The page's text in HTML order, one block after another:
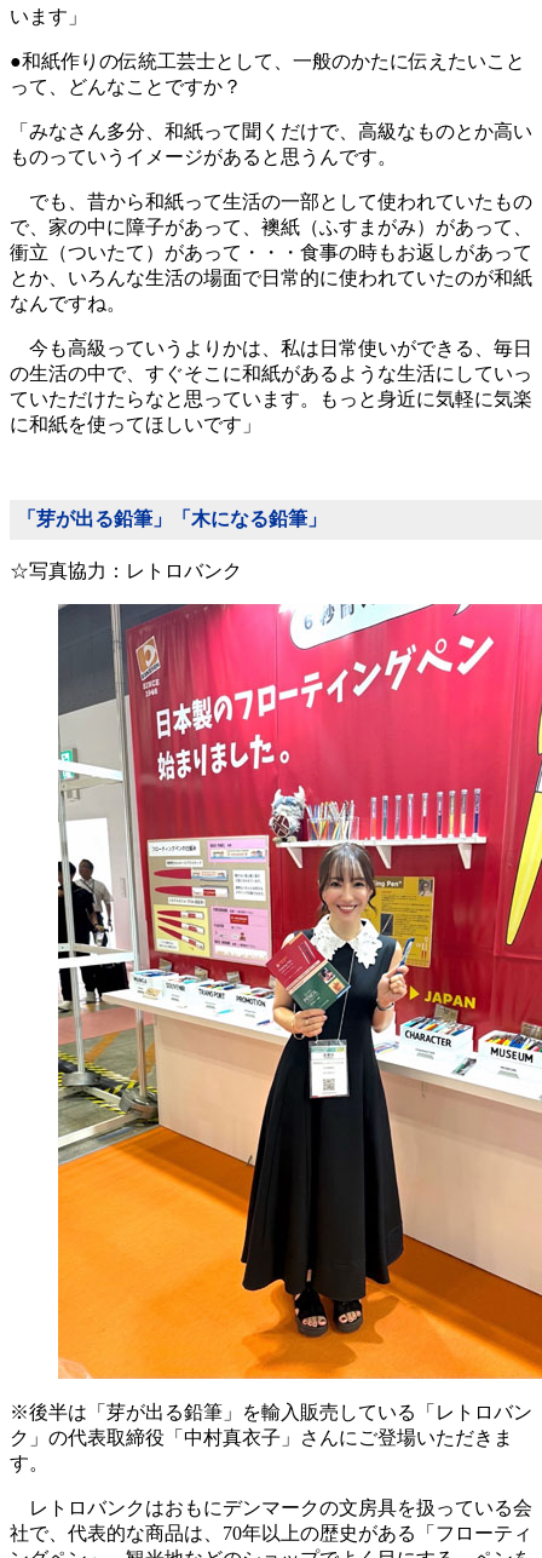
います」
●和紙作りの伝統工芸士として、一般のかたに伝えたいこと
って、どんなことですか？
「みなさん多分、和紙って聞くだけで、高級なものとか高い
ものっていうイメージがあると思うんです。
でも、昔から和紙って生活の一部として使われていたもの
で、家の中に障子があって、襖紙（ふすまがみ）があって、
衝立（ついたて）があって・・・食事の時もお返しがあって
とか、いろんな生活の場面で日常的に使われていたのが和紙
なんですね。
今も高級っていうよりかは、私は日常使いができる、毎日
の生活の中で、すぐそこに和紙があるような生活にしていっ
ていただけたらなと思っています。もっと身近に気軽に気楽
に和紙を使ってほしいです」
「芽が出る鉛筆」「木になる鉛筆」
☆写真協力：レトロバンク
※後半は「芽が出る鉛筆」を輸入販売している「レトロバン
ク」の代表取締役「中村真衣子」さんにご登場いただきま
す。
レトロバンクはおもにデンマークの文房具を扱っている会
社で、代表的な商品は、70年以上の歴史がある「フローティ